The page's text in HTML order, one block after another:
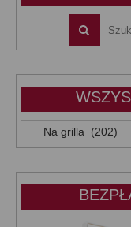
WSZYSTKIE
KATEGORIE: